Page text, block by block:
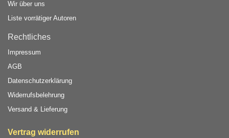
Wir über uns
Liste vorrätiger Autoren
Rechtliches
Impressum
AGB
Datenschutzerklärung
Widerrufsbelehrung
Versand & Lieferung
Vertrag widerrufen